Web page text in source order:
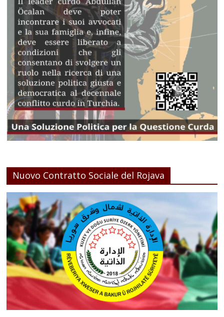
Nuovo Contratto Sociale del Rojava